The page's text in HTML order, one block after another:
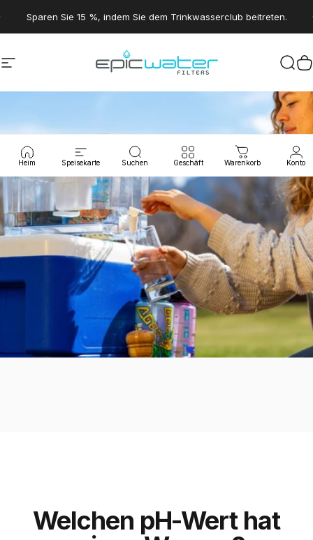
Sparen Sie 15 %, indem Sie dem Trinkwasserclub beitreten.
Seitennavigation Epic Water Filters USA
Heim Speisekarte Suchen Geschäft Warenkorb Konto
Welchen pH-Wert hat